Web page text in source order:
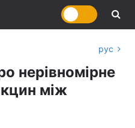
рус
нерівномірне
між